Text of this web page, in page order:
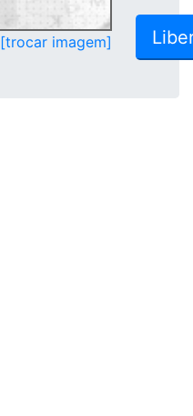
[trocar imagem]